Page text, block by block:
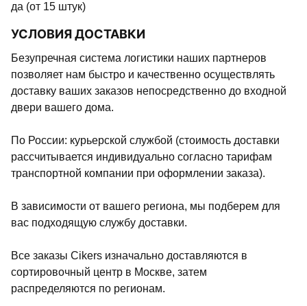
да (от 15 штук)
УСЛОВИЯ ДОСТАВКИ
Безупречная система логистики наших партнеров
позволяет нам быстро и качественно осуществлять
доставку ваших заказов непосредственно до входной
двери вашего дома.
По России: курьерской службой (стоимость доставки
рассчитывается индивидуально согласно тарифам
транспортной компании при оформлении заказа).
В зависимости от вашего региона, мы подберем для
вас подходящую службу доставки.
Все заказы Cikers изначально доставляются в
сортировочный центр в Москве, затем
распределяются по регионам.